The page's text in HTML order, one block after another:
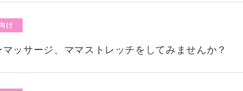
け
ッサージ、ママストレッチをしてみませんか？